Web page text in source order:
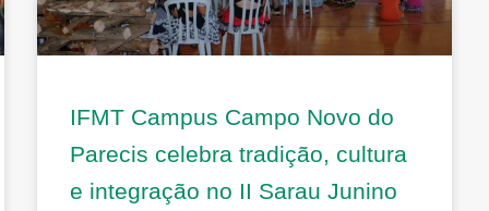
IFMT Campus Campo Novo do
Parecis celebra tradição, cultura
e integração no II Sarau Junino